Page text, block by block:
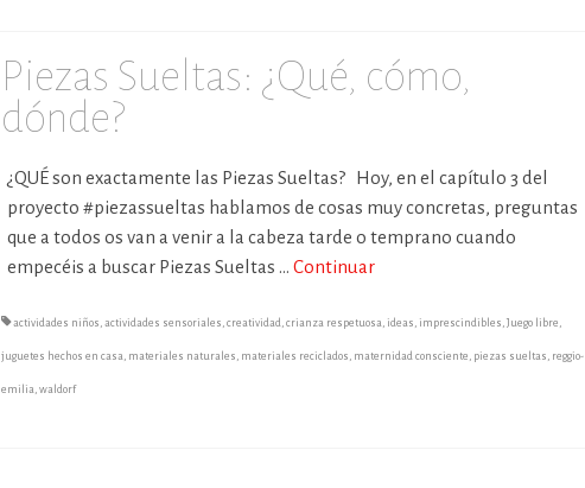
Piezas Sueltas: ¿Qué, cómo,
dónde?
¿QUÉ son exactamente las Piezas Sueltas? Hoy, en el capítulo 3 del
proyecto #piezassueltas hablamos de cosas muy concretas, preguntas
que a todos os van a venir a la cabeza tarde o temprano cuando
empecéis a buscar Piezas Sueltas …Continuar
actividades niños ,actividades sensoriales ,creatividad ,crianza respetuosa ideas imprescindibles ,Juego libre
juguetes hechos en casa materiales naturales materiales reciclados maternidad consciente piezas sueltas reggio-
emilia ,waldorf